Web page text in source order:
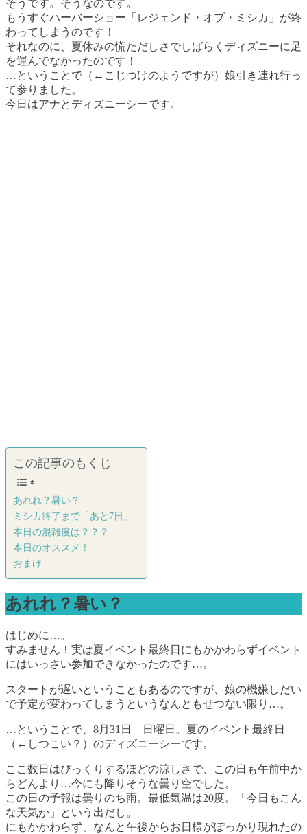
そうです。そうなのです。
もうすぐハーバーショー「レジェンド・オブ・ミシカ」が終
わってしまうのです！
それなのに、夏休みの慌ただしさでしばらくディズニーに足
を運んでなかったのです！
…ということで（←こじつけのようですが）娘引き連れ行っ
て参りました。
今日はアナとディズニーシーです。
この記事のもくじ
あれれ？暑い？
ミシカ終了まで「あと7日」
本日の混雑度は？？？
本日のオススメ！
おまけ
あれれ？暑い？
はじめに…。
すみません！実は夏イベント最終日にもかかわらずイベント
にはいっさい参加できなかったのです…。
スタートが遅いということもあるのですが、娘の機嫌しだい
で予定が変わってしまうというなんともせつない限り…。
…ということで、8月31日 日曜日。夏のイベント最終日
（←しつこい？）のディズニーシーです。
ここ数日はびっくりするほどの涼しさで、この日も午前中か
らどんより…今にも降りそうな曇り空でした。
この日の予報は曇りのち雨。最低気温は20度。「今日もこん
な天気か」という出だし。
にもかかわらず、なんと午後からお日様がぽっかり現れたの